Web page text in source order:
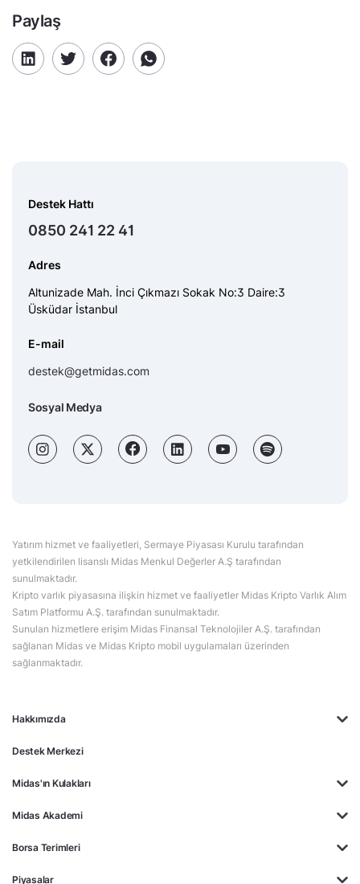
Paylaş
Hakkımızda
Destek Merkezi
Midas'ın Kulakları
Midas Akademi
Borsa Terimleri
Piyasalar
Destek Hattı
0850 241 22 41
Adres
Altunizade Mah. İnci Çıkmazı Sokak No:3 Daire:3
Üsküdar İstanbul
E-mail
destek@getmidas.com
Sosyal Medya
Yatırım hizmet ve faaliyetleri, Sermaye Piyasası Kurulu tarafından
yetkilendirilen lisanslı Midas Menkul Değerler A.Ş tarafından
sunulmaktadır.
Kripto varlık piyasasına ilişkin hizmet ve faaliyetler Midas Kripto Varlık Alım
Satım Platformu A.Ş. tarafından sunulmaktadır.
Sunulan hizmetlere erişim Midas Finansal Teknolojiler A.Ş. tarafından
sağlanan Midas ve Midas Kripto mobil uygulamaları üzerinden
sağlanmaktadır.